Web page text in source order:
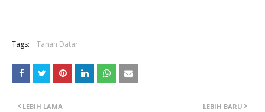
Tags: Tanah Datar
LEBIH BARU
LEBIH LAMA